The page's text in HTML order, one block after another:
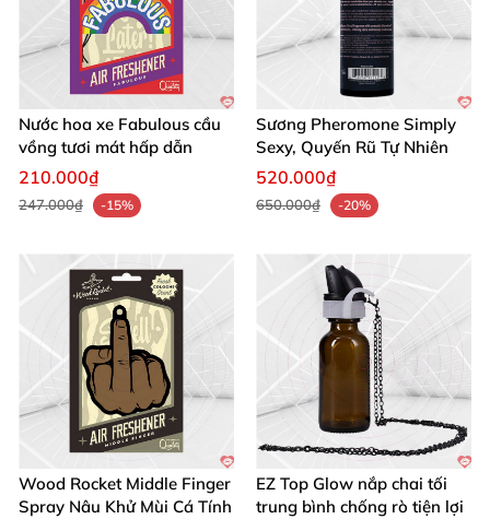
Nước hoa xe Fabulous cầu
vồng tươi mát hấp dẫn
210.000₫
247.000₫ -15%
Sương Pheromone Simply
Sexy, Quyến Rũ Tự Nhiên
520.000₫
650.000₫ -20%
Wood Rocket Middle Finger
Spray Nâu Khử Mùi Cá Tính
EZ Top Glow nắp chai tối
trung bình chống rò tiện lợi